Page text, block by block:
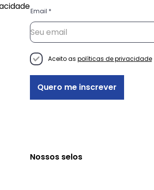
Email
Aceito as políticas de privacidade
Quero me inscrever
Nossos selos